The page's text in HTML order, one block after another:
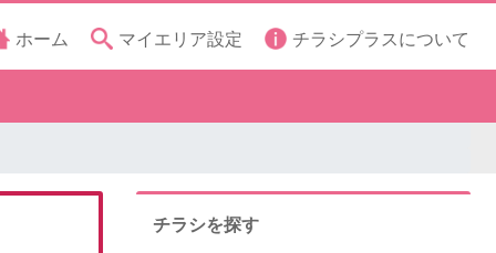
ホーム マイエリア設定 チラシプラスについて
チラシを探す